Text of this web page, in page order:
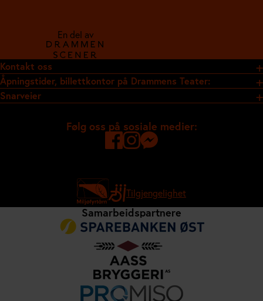
En del av
Kontakt oss
Åpningstider, billettkontor på Drammens Teater:
Snarveier
Følg oss på sosiale medier:
Tilgjengelighet
Samarbeidspartnere